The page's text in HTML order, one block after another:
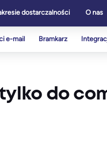
dostarczalności O nas
e-mail Bramkarz
do